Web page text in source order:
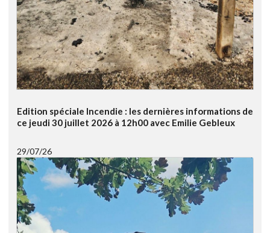
Edition spéciale Incendie : les dernières informations de
ce jeudi 30 juillet 2026 à 12h00 avec Emilie Gebleux
29/07/26